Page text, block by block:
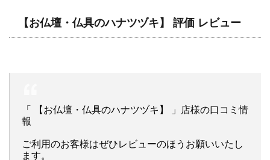
【お仏壇・仏具のハナツヅキ】 評価 レビュー
「 【お仏壇・仏具のハナツヅキ】 」店様の口コミ情
報
ご利用のお客様はぜひレビューのほうお願いいたし
ます。